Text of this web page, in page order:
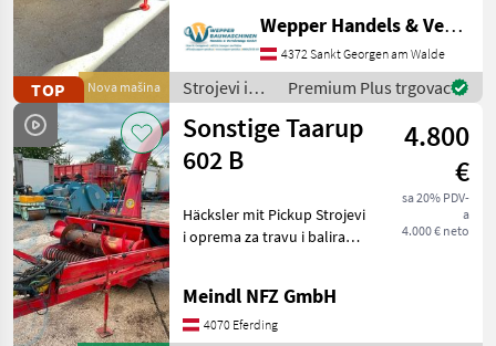
TOP Nova mašina
Marke Wirax mit einer
kompakten Arbeitsbreite
von 1, 25 m. Dieses Modell
eignet sich hervorragend
für Besitze
Wepper Handels & Vermietungs GmbH
4372 Sankt Georgen am Walde
Strojevi i
oprema za
travu i
baliranje /
Sonstige
Premium Plus trgovac
Sonstige Taarup
602 B
4.800
€
sa 20% PDV-
a
4.000 € neto
Häcksler mit Pickup Strojevi
i oprema za travu i baliranje
Meindl NFZ GmbH
4070 Eferding